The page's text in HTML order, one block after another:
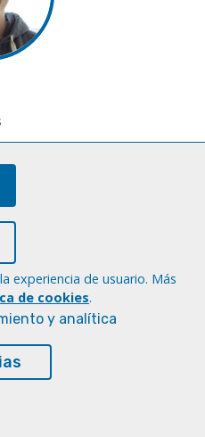
experiencia de usuario. Más
de cookies.
y analítica